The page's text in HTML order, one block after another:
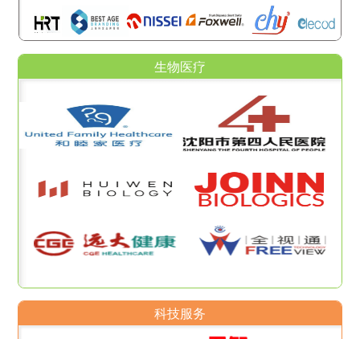
生物医疗
科技服务